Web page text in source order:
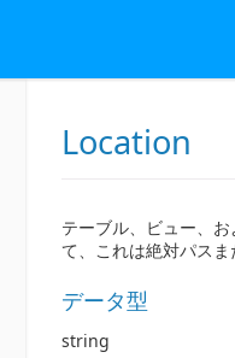
Location
テーブル、ビュー、
て、これは絶対パスま
データ型
string